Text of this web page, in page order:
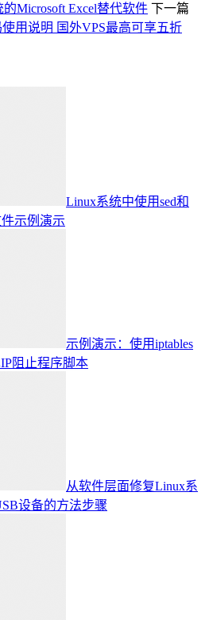
Microsoft Excel替代软件 下一篇
使用说明 国外VPS最高可享五折
Linux系统中使用sed和
示例演示
示例演示：使用iptables
阻止程序脚本
从软件层面修复Linux系
设备的方法步骤